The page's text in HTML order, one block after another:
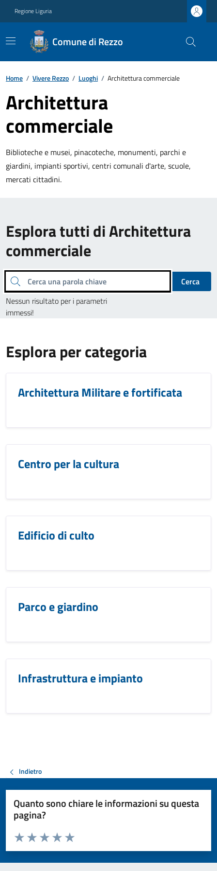
Regione Liguria
Comune di Rezzo
Home / Vivere Rezzo / Luoghi / Architettura commerciale
Architettura
commerciale
Biblioteche e musei, pinacoteche, monumenti, parchi e
giardini, impianti sportivi, centri comunali d'arte, scuole,
mercati cittadini.
Esplora tutti di Architettura
commerciale
Cerca una parola chiave
Cerca
Nessun risultato per i parametri
immessi!
Esplora per categoria
Architettura Militare e fortificata
Centro per la cultura
Edificio di culto
Parco e giardino
Infrastruttura e impianto
Indietro
Quanto sono chiare le informazioni su questa
pagina?
Valuta da 1 a 5 stelle la pagina
Valuta 5 stelle su 5
Valuta 4 stelle su 5
Valuta 3 stelle su 5
Valuta 2 stelle su 5
Valuta 1 stelle su 5